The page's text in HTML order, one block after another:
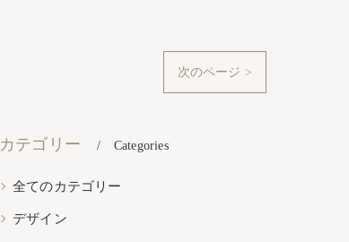
次のページ >
カテゴリー Categories
全てのカテゴリー
デザイン